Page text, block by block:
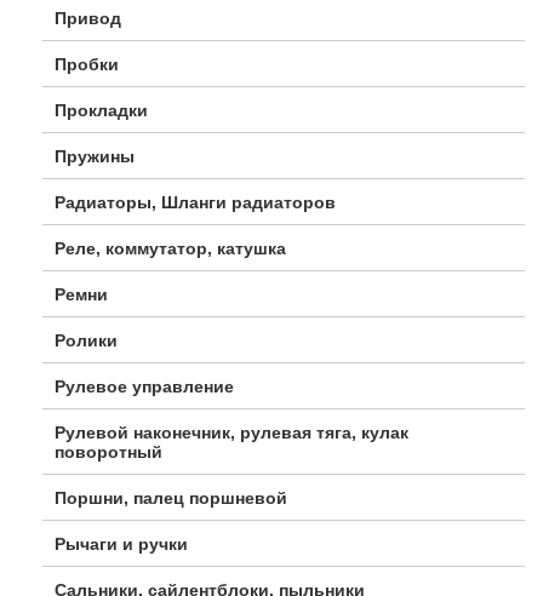
Привод
Пробки
Прокладки
Пружины
Радиаторы, Шланги радиаторов
Реле, коммутатор, катушка
Ремни
Ролики
Рулевое управление
Рулевой наконечник, рулевая тяга, кулак
поворотный
Поршни, палец поршневой
Рычаги и ручки
Сальники, сайлентблоки, пыльники